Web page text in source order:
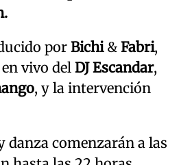
por Bichi& Fabri,
vivo del DJ Escandar,
, y la intervención
danza comenzarán a las